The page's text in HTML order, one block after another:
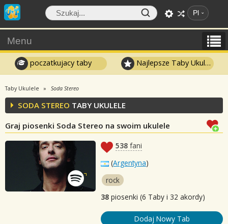
Pl
Menu
poczatkujacy taby Najlepsze Taby Ukulele
Taby Ukulele Soda Stereo
SODA STEREO TABY UKULELE
Graj piosenki Soda Stereo na swoim ukulele
538 fani
(Argentyna)
rock
38 piosenki (6 Taby i 32 akordy)
Dodaj Nowy Tab